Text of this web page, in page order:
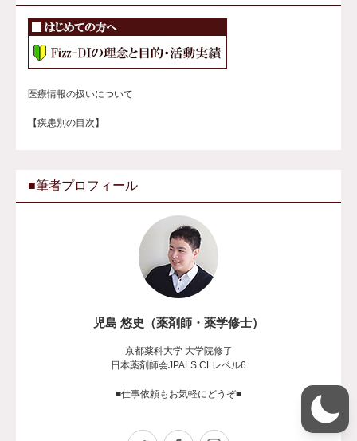
医療情報の扱いについて
【疾患別の目次】
■筆者プロフィール
児島 悠史（薬剤師・薬学修士）
京都薬科大学 大学院修了
日本薬剤師会JPALS CLレベル6
■仕事依頼もお気軽にどうぞ■
Twitter Facebook